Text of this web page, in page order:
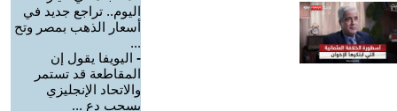
اليوم.. تراجع جديد في
أسعار الذهب بمصر وتح
...
- اليويفا يقول إن
المقاطعة قد تستمر
والاتحاد الإنجليزي
يسحب دع ...